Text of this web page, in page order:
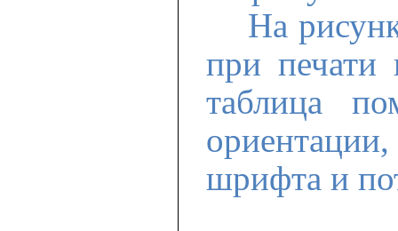
На
при печати
таблица
шрифта и